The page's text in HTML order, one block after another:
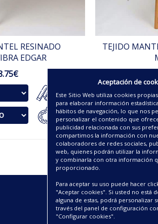
RESINADO
EDGAR
TEJIDO
ENLACES
CATÁLOGOS PDF
Aceptación de
Este Sitio Web utiliza cookies
para elaborar información
hábitos de navegación, lo que nos
personalizar el contenido que
publicidad relacionada con sus
compartimos la información con
colaboradores de redes sociales,
web, quienes podrán utilizar la
y combinarla con otra información
proporcionado.
Para aceptar su uso puede hacer
"Aceptar cookies". Si usted no está
alguna de estas, podrá personalizar
través del panel de configuración
"Configurar cookies".